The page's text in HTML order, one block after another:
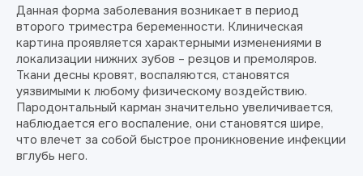
Данная форма заболевания возникает в период
второго триместра беременности. Клиническая
картина проявляется характерными изменениями в
локализации нижних зубов – резцов и премоляров.
Ткани десны кровят, воспаляются, становятся
уязвимыми к любому физическому воздействию.
Пародонтальный карман значительно увеличивается,
наблюдается его воспаление, они становятся шире,
что влечет за собой быстрое проникновение инфекции
вглубь него.